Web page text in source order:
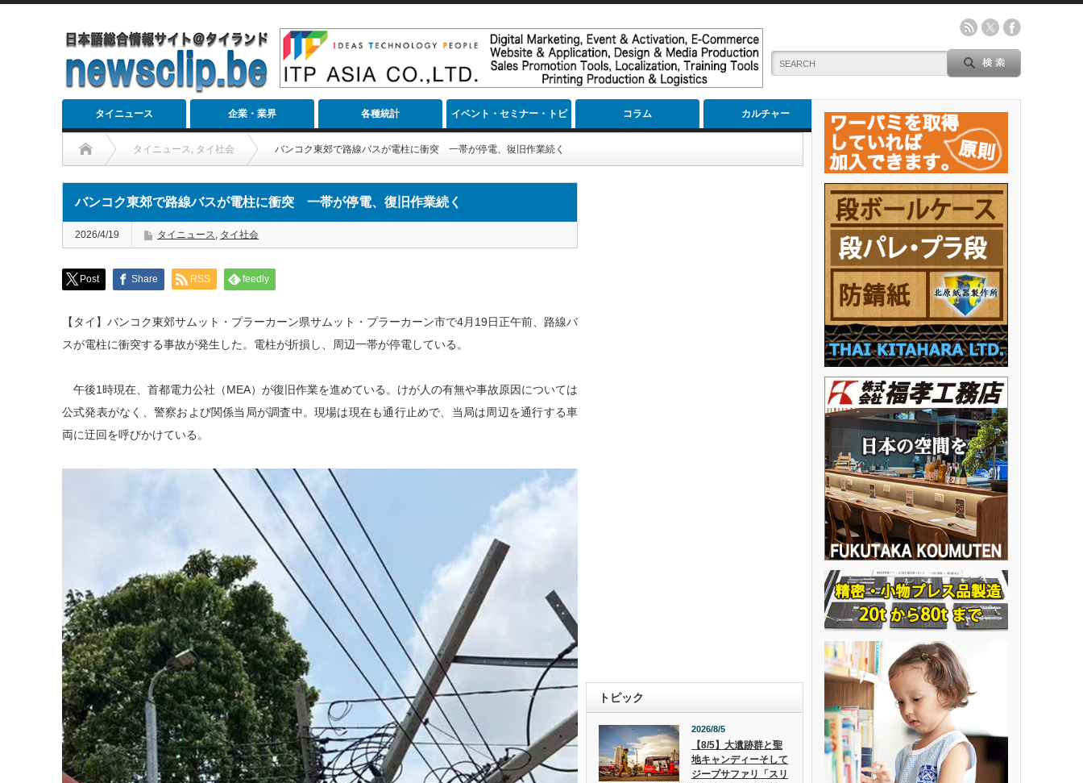
タイニュース 企業・業界 各種統計 イベント・セミナー・トピ
ック
コラム カルチャー
タイニュース, タイ社会 バンコク東郊で路線バスが電柱に衝突 一帯が停電、復旧作業続く
バンコク東郊で路線バスが電柱に衝突 一帯が停電、復旧作業続く
2026/4/19 タイニュース, タイ社会
Post Share RSS feedly
【タイ】バンコク東郊サムット・プラーカーン県サムット・プラーカーン市で4月19日正午前、路線バ
スが電柱に衝突する事故が発生した。電柱が折損し、周辺一帯が停電している。
午後1時現在、首都電力公社（MEA）が復旧作業を進めている。けが人の有無や事故原因については
公式発表がなく、警察および関係当局が調査中。現場は現在も通行止めで、当局は周辺を通行する車
両に迂回を呼びかけている。
トピック
2026/8/5
【8/5】大遺跡群と聖
地キャンディーそして
ジープサファリ「スリ